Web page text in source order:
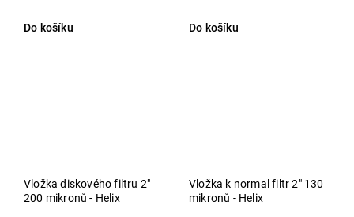
Do košíku Do košíku
Vložka diskového filtru 2"
200 mikronů - Helix
Vložka k normal filtr 2" 130
mikronů - Helix